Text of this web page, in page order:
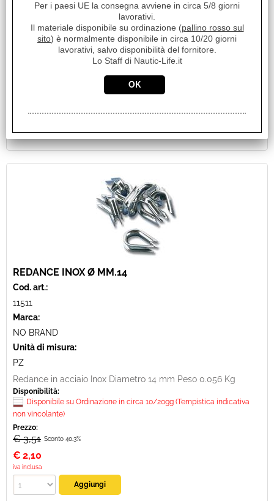
Redance in acciaio Inox Diametro 12 mm Peso 0.042 Kg
Disponibilità:
Disponibile su Ordinazione in circa 10/20gg (Tempistica indicativa
non vincolante)
REDANCE INOX Ø MM.14
Cod. art.:
11511
Marca:
NO BRAND
Unità di misura:
PZ
Redance in acciaio Inox Diametro 14 mm Peso 0.056 Kg
Disponibilità:
Disponibile su Ordinazione in circa 10/20gg (Tempistica indicativa
non vincolante)
Prezzo:
€ 3,51 Sconto 40.3%
€ 2,10
iva inclusa
Per i paesi UE la consegna avviene in circa 5/8 giorni
lavorativi.
Il materiale disponibile su ordinazione (pallino rosso sul
sito) è normalmente disponibile in circa 10/20 giorni
lavorativi, salvo disponibilità del fornitore.
Lo Staff di Nautic-Life.it